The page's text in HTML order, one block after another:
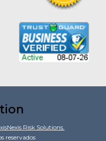
Risk Solutions.
reservados